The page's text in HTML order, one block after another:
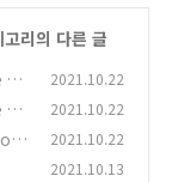
리의 다른 글
St
2021.10.22
St
2021.10.22
2021.10.22
2021.10.13